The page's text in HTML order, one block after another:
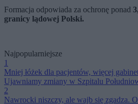
Formacja odpowiada za ochronę ponad
granicy lądowej Polski.
Najpopularniejsze
1
Mniej łóżek dla pacjentów, więcej
Ujawniamy zmiany w Szpitalu
2
Nawrocki niszczy, ale wajb się zgadza.